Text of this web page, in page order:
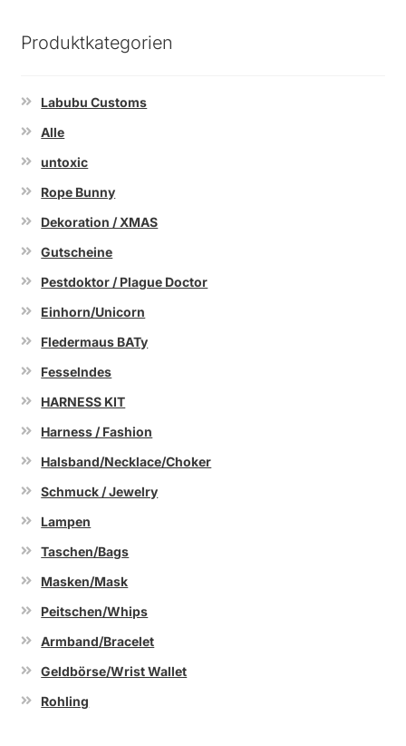
Produktkategorien
Labubu Customs
Alle
untoxic
Rope Bunny
Dekoration / XMAS
Gutscheine
Pestdoktor / Plague Doctor
Einhorn/Unicorn
Fledermaus BATy
Fesselndes
HARNESS KIT
Harness / Fashion
Halsband/Necklace/Choker
Schmuck / Jewelry
Lampen
Taschen/Bags
Masken/Mask
Peitschen/Whips
Armband/Bracelet
Geldbörse/Wrist Wallet
Rohling